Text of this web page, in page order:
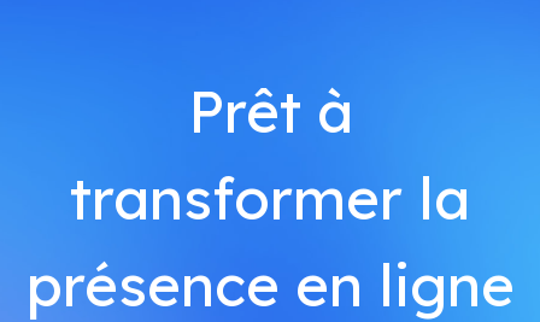
Prêt à
transformer la
présence en ligne